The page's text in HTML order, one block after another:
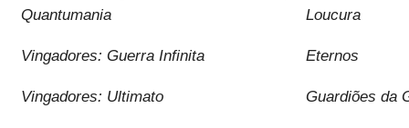
Quantumania
Loucura
Vingadores: Guerra Infinita Eternos
Vingadores: Ultimato Guardiões da